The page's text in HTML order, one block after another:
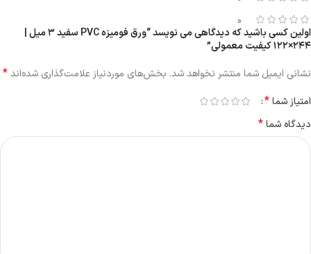
0
اولین کسی باشید که دیدگاهی می نویسد “ورق فومیزه PVC سفید ۳ میل |
۲۴۴×۱۲۲ کیفیت معمولی”
نشانی ایمیل شما منتشر نخواهد شد. بخش‌های موردنیاز علامت‌گذاری شده‌اند*
امتیاز شما*
دیدگاه شما*